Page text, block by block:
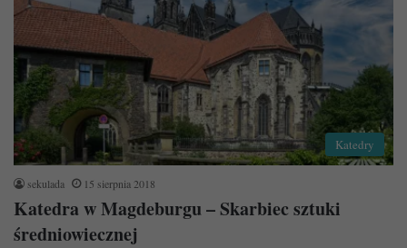
Katedry
sekulada 15 sierpnia 2018
Katedra w Magdeburgu – Skarbiec sztuki
średniowiecznej